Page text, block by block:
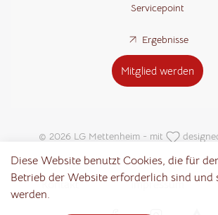
Servicepoint
Ergebnisse
Mitglied werden
© 2026 LG Mettenheim - mit
Kontakt Impressum
Diese Website benutzt Cookies, die für
Betrieb der Website erforderlich sind und
werden.